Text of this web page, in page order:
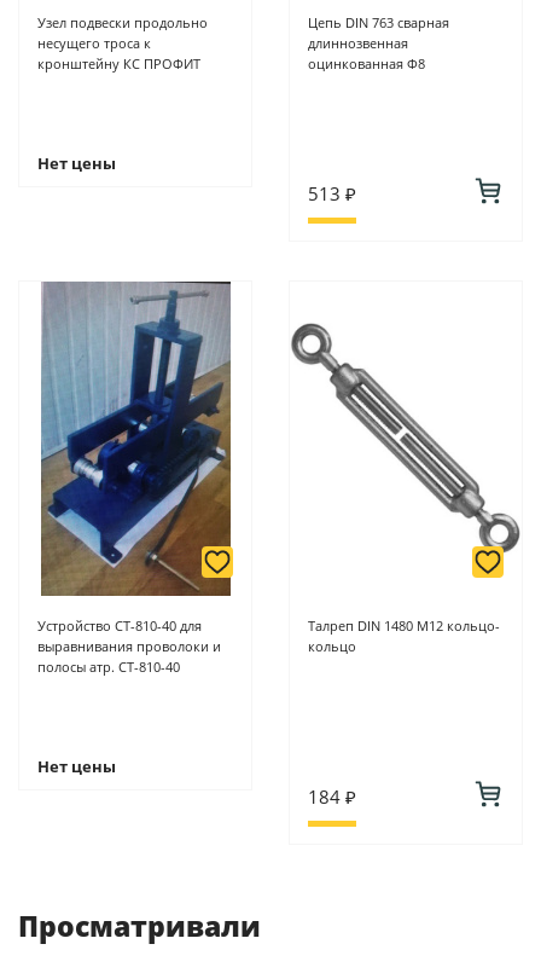
Узел подвески продольно
несущего троса к
кронштейну КС ПРОФИТ
Нет цены
Цепь DIN 763 сварная
длиннозвенная
оцинкованная Ф8
513 ₽
Устройство СТ-810-40 для
выравнивания проволоки и
полосы атр. СТ-810-40
Нет цены
Талреп DIN 1480 М12 кольцо-
кольцо
184 ₽
Просматривали